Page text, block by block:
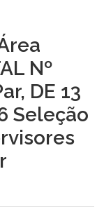
Nº
DE 13
Seleção